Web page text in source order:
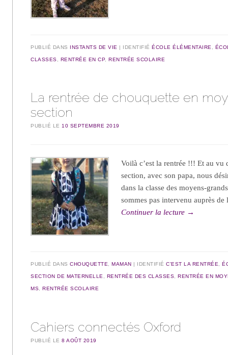
PUBLIÉ DANS INSTANTS DE VIE IDENTIFIÉÉCOLE ÉLÉMENTAIRE
CLASSES RENTRÉE EN CP,RENTRÉE SCOLAIRE
La rentrée de chouquette en
section
PUBLIÉ LE 10 SEPTEMBRE 2019
Voilà c’est la rentrée !!! Et au vu
section, avec son papa, nous
dans la classe des moyens-
sommes pas intervenu auprès
Continuer la lecture →
PUBLIÉ DANSCHOUQUETTE, MAMAN IDENTIFIÉC'EST LA RENTRÉE,
SECTION DE MATERNELLE, RENTRÉE DES CLASSES, RENTRÉE EN
MS, RENTRÉE SCOLAIRE
Cahiers connectés Oxford
PUBLIÉ LE8 AOÛT 2019